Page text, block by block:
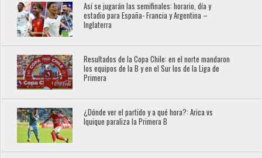
Así se jugarán las semifinales: horario, día y
estadio para España- Francia y Argentina –
Inglaterra
Resultados de la Copa Chile: en el norte mandaron
los equipos de la B y en el Sur los de la Liga de
Primera
¿Dónde ver el partido y a qué hora?: Arica vs
Iquique paraliza la Primera B